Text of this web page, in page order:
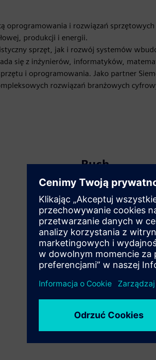
oprogramowania i rozwiązań
produkcji i energii.
sprzęt, jak i rozwój systemów
się z inżynierów, informatyków,
i oprogramowania. Jako partner
rozwiązań branżowych
Ruch
Build
Rozszerza lub
Siemens Xcelerator
lub tworzy nowe
integrację produktu
własnym
Service
Zapewnia usługę dla